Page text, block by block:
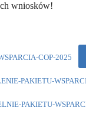
wniosków!
COP-2025
PAKIETU-
PAKIETU-